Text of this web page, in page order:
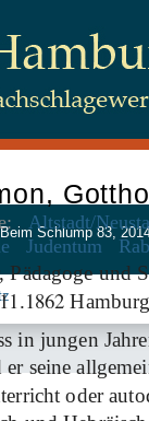
Altstadt/
Judentum
Pädagoge und
11.1862
in jungen
er seine
oder
Schlump 83,